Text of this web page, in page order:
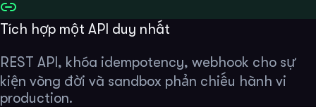
Tích hợp một API duy nhất
REST API, khóa idempotency, webhook cho sự
kiện vòng đời và sandbox phản chiếu hành vi
production.